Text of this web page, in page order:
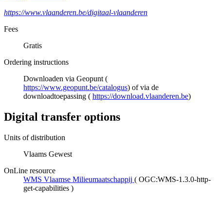
https://www.vlaanderen.be/digitaal-vlaanderen
Fees
Gratis
Ordering instructions
Downloaden via Geopunt (
https://www.geopunt.be/catalogus) of via de
downloadtoepassing ( https://download.vlaanderen.be)
Digital transfer options
Units of distribution
Vlaams Gewest
OnLine resource
WMS Vlaamse Milieumaatschappij ( OGC:WMS-1.3.0-http-
get-capabilities )